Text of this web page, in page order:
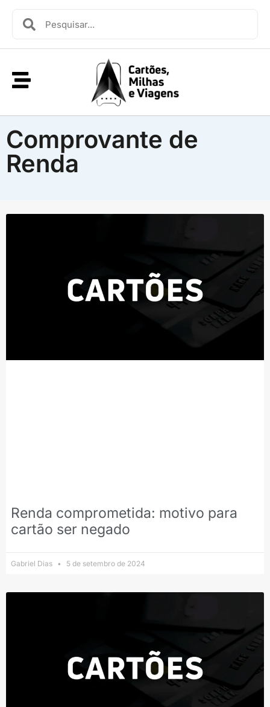
Comprovante de
Renda
Renda comprometida: motivo para
cartão ser negado
Gabriel Dias 5 de setembro de 2024